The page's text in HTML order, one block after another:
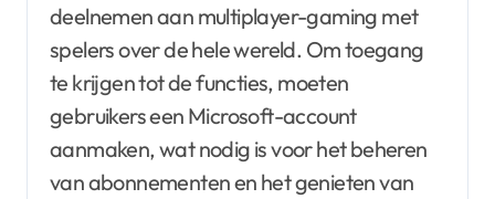
deelnemen aan multiplayer-gaming met
spelers over de hele wereld. Om toegang
te krijgen tot de functies, moeten
gebruikers een Microsoft-account
aanmaken, wat nodig is voor het beheren
van abonnementen en het genieten van